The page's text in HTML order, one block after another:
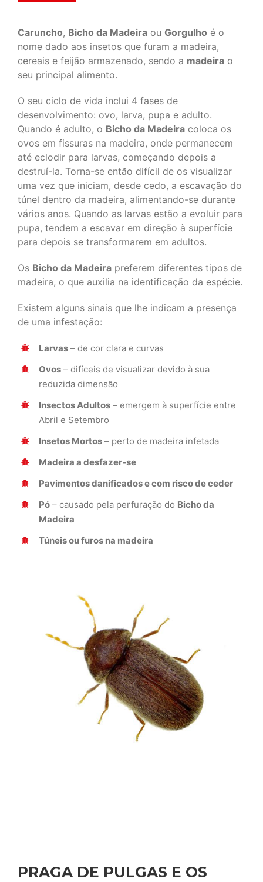
Caruncho, Bicho da Madeira ou Gorgulho é o
nome dado aos insetos que furam a madeira,
cereais e feijão armazenado, sendo a madeira o
seu principal alimento.
O seu ciclo de vida inclui 4 fases de
desenvolvimento: ovo, larva, pupa e adulto.
Quando é adulto, o Bicho da Madeira coloca os
ovos em fissuras na madeira, onde permanecem
até eclodir para larvas, começando depois a
destruí-la. Torna-se então difícil de os visualizar
uma vez que iniciam, desde cedo, a escavação do
túnel dentro da madeira, alimentando-se durante
vários anos. Quando as larvas estão a evoluir para
pupa, tendem a escavar em direção à superfície
para depois se transformarem em adultos.
Os Bicho da Madeira preferem diferentes tipos de
madeira, o que auxilia na identificação da espécie.
Existem alguns sinais que lhe indicam a presença
de uma infestação:
Larvas – de cor clara e curvas
Ovos – difíceis de visualizar devido à sua
reduzida dimensão
Insectos Adultos – emergem à superfície entre
Abril e Setembro
Insetos Mortos – perto de madeira infetada
Madeira a desfazer-se
Pavimentos danificados e com risco de ceder
Pó – causado pela perfuração do Bicho da
Madeira
Túneis ou furos na madeira
PRAGA DE PULGAS E OS